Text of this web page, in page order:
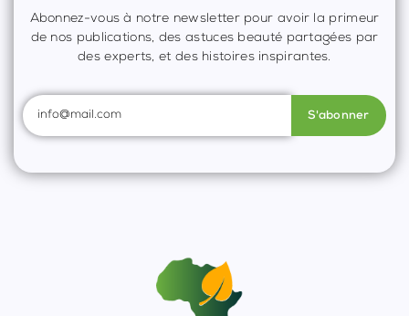
Abonnez-vous à notre newsletter pour avoir la primeur
de nos publications, des astuces beauté partagées par
des experts, et des histoires inspirantes.
S'abonner